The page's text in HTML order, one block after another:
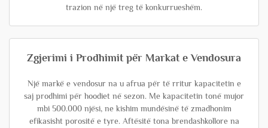
trazion në një treg të konkurrueshëm.
Zgjerimi i Prodhimit për Markat e Vendosura
Një markë e vendosur na u afrua për të rritur kapacitetin e
saj prodhimi për hoodiet në sezon. Me kapacitetin tonë mujor
mbi 500.000 njësi, ne kishim mundësinë të zmadhonim
efikasisht porositë e tyre. Aftësitë tona brendashkollore na